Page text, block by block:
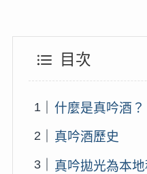
目次
什麼是真吟酒？
真吟酒歷史
真吟拋光為本